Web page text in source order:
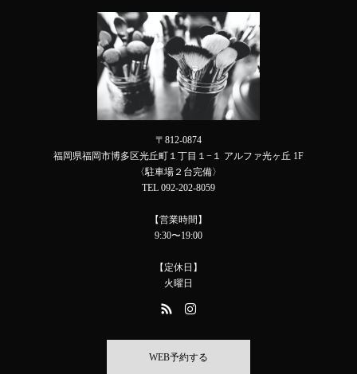
〒812-0874
福岡県福岡市博多区光丘町１丁目１−１ アルファ光ヶ丘 1F
〈駐車場２台完備〉
TEL 092-202-8059
【営業時間】
9:30〜19:00
【定休日】
火曜日
WEB予約する